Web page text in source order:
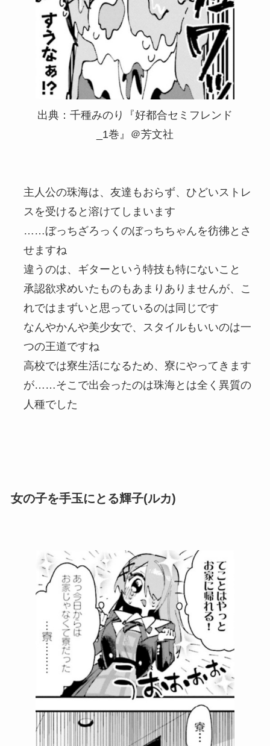
出典：千種みのり『好都合セミフレンド
_1巻』＠芳文社
主人公の珠海は、友達もおらず、ひどいストレ
スを受けると溶けてしまいます
……ぼっちざろっくのぼっちちゃんを彷彿とさ
せますね
違うのは、ギターという特技も特にないこと
承認欲求めいたものもあまりありませんが、こ
れではまずいと思っているのは同じです
なんやかんや美少女で、スタイルもいいのは一
つの王道ですね
高校では寮生活になるため、寮にやってきます
が……そこで出会ったのは珠海とは全く異質の
人種でした
女の子を手玉にとる輝子(ルカ)